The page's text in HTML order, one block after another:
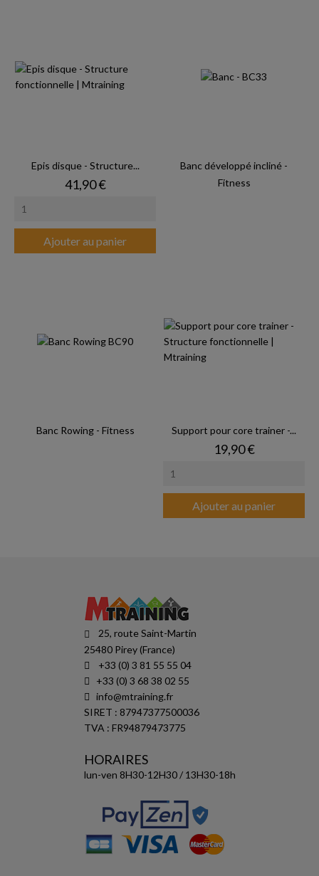
Epis disque - Structure...
Prix
41,90 €
Ajouter au panier
Banc développé incliné -
Fitness
Banc Rowing - Fitness Support pour core trainer -...
Prix
19,90 €
Ajouter au panier
25, route Saint-Martin
25480 Pirey (France)
+33 (0) 3 81 55 55 04
+33 (0) 3 68 38 02 55
info@mtraining.fr
SIRET : 87947377500036
TVA : FR94879473775
HORAIRES
lun-ven 8H30-12H30 / 13H30-18h